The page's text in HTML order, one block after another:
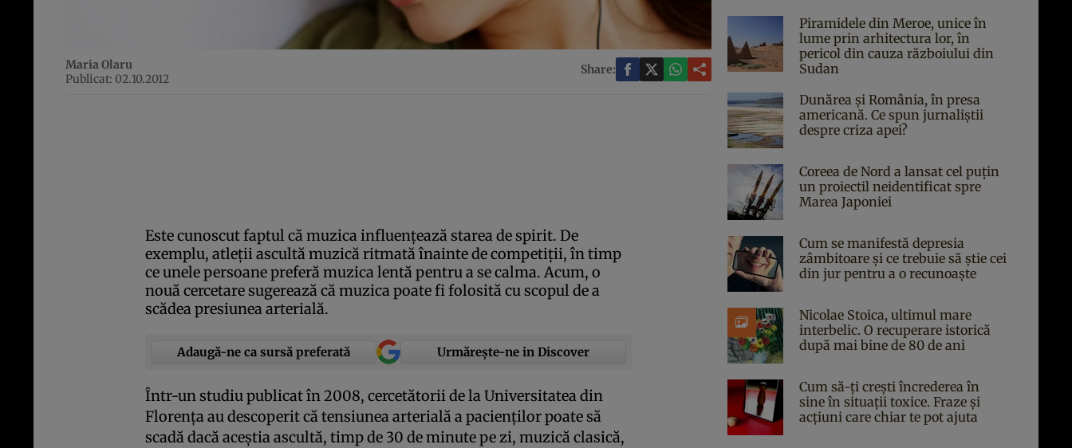
Maria Olaru
Publicat: 02.10.2012
Share:
Este cunoscut faptul că muzica influenţează starea de spirit. De
exemplu, atleţii ascultă muzică ritmată înainte de competiţii, în timp
ce unele persoane preferă muzica lentă pentru a se calma. Acum, o
nouă cercetare sugerează că muzica poate fi folosită cu scopul de a
scădea presiunea arterială.
Adaugă-ne ca sursă preferată Urmărește-ne in Discover
Într-un studiu publicat în 2008, cercetătorii de la Universitatea din
Florenţa au descoperit că tensiunea arterială a pacienţilor poate să
scadă dacă aceştia ascultă, timp de 30 de minute pe zi, muzică clasică,
Piramidele din Meroe, unice în
lume prin arhitectura lor, în
pericol din cauza războiului din
Sudan
Dunărea și România, în presa
americană. Ce spun jurnaliștii
despre criza apei?
Coreea de Nord a lansat cel puțin
un proiectil neidentificat spre
Marea Japoniei
Cum se manifestă depresia
zâmbitoare și ce trebuie să știe cei
din jur pentru a o recunoaște
Nicolae Stoica, ultimul mare
interbelic. O recuperare istorică
după mai bine de 80 de ani
Cum să-ți crești încrederea în
sine în situații toxice. Fraze și
acțiuni care chiar te pot ajuta